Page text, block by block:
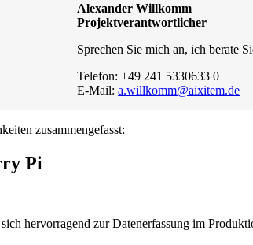
Alexander Willkomm
Projektverantwortlicher
Sprechen Sie mich an, ich berate
Telefon: +49 241 5330633 0
E-Mail:a.willkomm@aixitem.de
zusammengefasst:
Pi
hervorragend zur Datenerfassung im